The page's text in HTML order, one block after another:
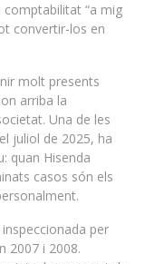
“a mig
convertir-los en
molt presents
arriba la
Una de les
juliol de 2025, ha
quan Hisenda
casos són els
per
2007 i 2008.